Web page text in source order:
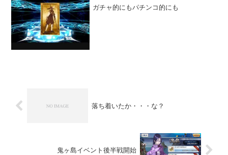
ガチャ的にもパチンコ的にも
落ち着いたか・・・な？
鬼ヶ島イベント後半戦開始